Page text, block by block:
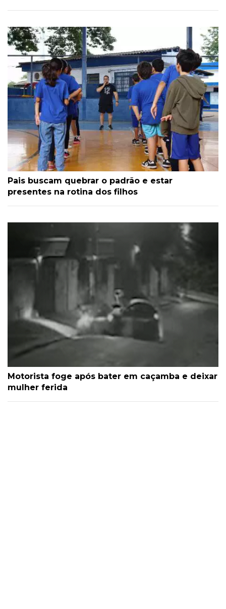
Pais buscam quebrar o padrão e estar
presentes na rotina dos filhos
Motorista foge após bater em caçamba e deixar
mulher ferida